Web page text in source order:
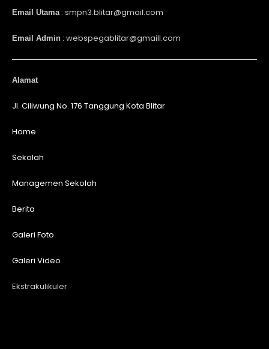
Email Utama: smpn3.blitar@gmail.com
Email Admin : webspegablitar@gmaill.com
Alamat
Jl. Ciliwung No. 176 Tanggung Kota Blitar
Home
Sekolah
Managemen Sekolah
Berita
Galeri Foto
Galeri Video
Ekstrakulikuler